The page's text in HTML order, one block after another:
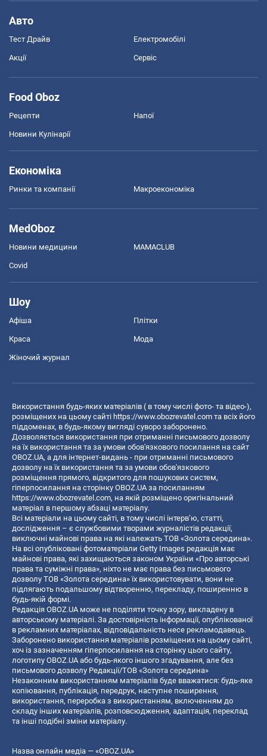
Авто
Тест Драйв Електромобілі
Акції Сервіс
Food Oboz
Рецепти Напої
Новини Кулінарії
Економіка
Ринки та компанії Макроекономіка
MedOboz
Новини медицини MAMACLUB
Covid
Шоу
Афіша Плітки
Краса Мода
Жіночий журнал
Використання будь-яких матеріалів ( в тому числі фото- та відео-),
розміщених на цьому сайті https://www.obozrevatel.com та всіх його
піддоменах, в будь-якому вигляді суворо заборонено.
Дозволяється використання при отриманні письмового дозволу
на їх використання та за умови обов'язкового посилання на сайт
OBOZ.UA, а для інтернет-видань - при отриманні письмового
дозволу на їх використання та за умови обов'язкового
розміщення прямого, відкритого для пошукових систем,
гіперпосилання на сторінку OBOZ.UA за посиланням
https://www.obozrevatel.com, на якій розміщено оригінальний
матеріал в першому абзаці матеріалу.
Всі матеріали на цьому сайті, в тому числі інтерв’ю, статті,
дослідження – є службовими творами журналістів редакції,
виключні майнові права на які належать ТОВ «Золота середина».
На всі опубліковані фотоматеріали Getty Images редакція має
майнові права, які захищаються законом України «Про авторські
права та суміжні права», ніхто не має права без письмового
дозволу ТОВ «Золота середина» їх використовувати, вони не
підлягають подальшому відтворенню, перекладу, поширенню в
будь-якій формі.
Редакція OBOZ.UA може не поділяти точку зору, викладену в
авторському матеріалі. За достовірність інформації, опублікованої
в рекламних матеріалах, відповідальність несе рекламодавець.
Заборонено використання матеріалів розміщених на цьому сайті,
хоч із зазначенням гіперпосилання на сторінку цього сайту,
логотипу OBOZ.UA або будь-якого іншого згадування, але без
письмового дозволу Редакції/ТОВ «Золота середина»
Незаконним використанням матеріалів буде вважатися: будь-яке
копiювання, публiкацiя, передрук, наступне поширення,
використання, переробка з використанням, включенням до
складу інших матеріалів, розповсюдження, адаптація, переклад
та інші подібні зміни матеріалу.
Назва онлайн медіа — «OBOZ.UA»